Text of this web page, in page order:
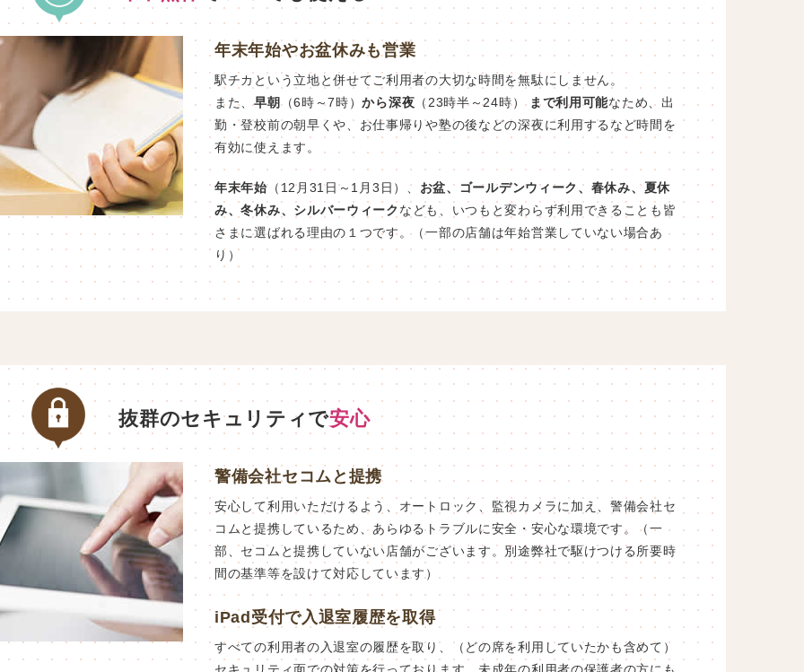
年末年始やお盆休みも営業
駅チカという立地と併せてご利用者の大切な時間を無駄にしません。
また、早朝（6時～7時）から深夜 （23時半～24時） まで利用可能なため、出
勤・登校前の朝早くや、お仕事帰りや塾の後などの深夜に利用するなど時間を
有効に使えます。
年末年始（12月31日～1月3日）、 お盆、ゴールデンウィーク、春休み、夏休
み、冬休み、シルバーウィーク なども、いつもと変わらず利用できることも皆
さまに選ばれる理由の１つです。（一部の店舗は年始営業していない場合あ
り）
抜群のセキュリティで安心
警備会社セコムと提携
安心して利用いただけるよう、オートロック、監視カメラに加え、警備会社セ
コムと提携しているため、あらゆるトラブルに安全・安心な環境です。（一
部、セコムと提携していない店舗がございます。別途弊社で駆けつける所要時
間の基準等を設けて対応しています）
iPad受付で入退室履歴を取得
すべての利用者の入退室の履歴を取り、（どの席を利用していたかも含めて）